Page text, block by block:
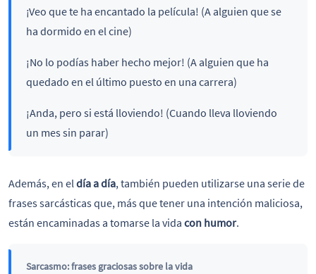
¡Veo que te ha encantado la película! (A alguien que se
ha dormido en el cine)
¡No lo podías haber hecho mejor! (A alguien que ha
quedado en el último puesto en una carrera)
¡Anda, pero si está lloviendo! (Cuando lleva lloviendo
un mes sin parar)
Además, en el día a día, también pueden utilizarse una serie de
frases sarcásticas que, más que tener una intención maliciosa,
están encaminadas a tomarse la vida con humor.
Sarcasmo: frases graciosas sobre la vida